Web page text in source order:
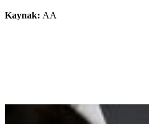
Kaynak: AA